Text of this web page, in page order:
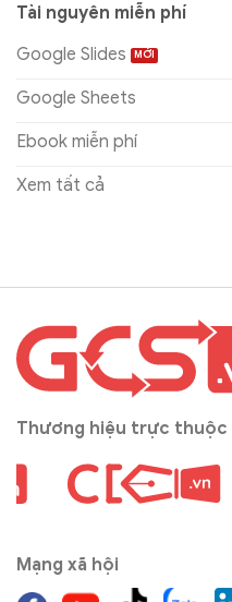
Tài nguyên miễn phí
Google Slides
Google Sheets
Ebook miễn phí
Xem tất cả
Thương hiệu trực thuộc
Mạng xã hội